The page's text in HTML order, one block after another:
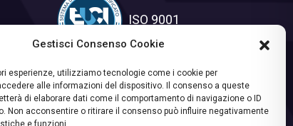
Gestisci Consenso Cookie
esperienze, utilizziamo tecnologie come i cookie per
alle informazioni del dispositivo. Il consenso a queste
di elaborare dati come il comportamento di navigazione o ID
Non acconsentire o ritirare il consenso può influire negativamente
e funzioni.
ISO 9001